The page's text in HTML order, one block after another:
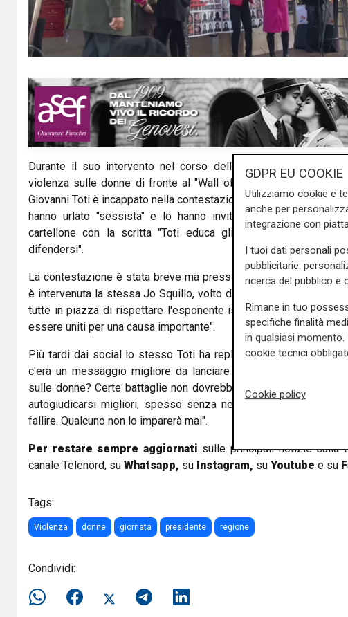
a
y
V
d
e
o
Durante il suo intervento nel corso delle manifestazioni per
violenza sulle donne di fronte al "Wall of Dolls", il presidente
Giovanni Toti è incappato nella contestazione di un piccolo
hanno urlato "sessista" e lo hanno invitato a scendere dal
cartellone con la scritta "Toti educa gli uomini a non
difendersi".
La contestazione è stata breve ma pressante. Subito dopo, a
è intervenuta la stessa Jo Squillo, volto della manifestazione,
tutte in piazza di rispettare l'esponente istituzionale: "Vi
essere uniti per una causa importante".
Più tardi dai social lo stesso Toti ha replicato: "Toti Toti
c'era un messaggio migliore da lanciare nella giornata
sulle donne? Certe battaglie non dovrebbero avere colore
autogiudicarsi migliori, spesso senza neppure esserlo, si
fallire. Qualcuno non lo imparerà mai".
Per restare sempre aggiornati sulle principali notizie sulla
canale Telenord, su Whatsapp, su Instagram, su Youtube e su
Tags:
Violenza donne giornata presidente regione
Condividi:
GDPR EU COOKIE
Utilizziamo cookie e
anche per
integrazione con
I tuoi dati personali
pubblicitarie:
ricerca del pubblico e
Rimane in tuo
specifiche finalità
in qualsiasi
cookie tecnici
Cookie policy